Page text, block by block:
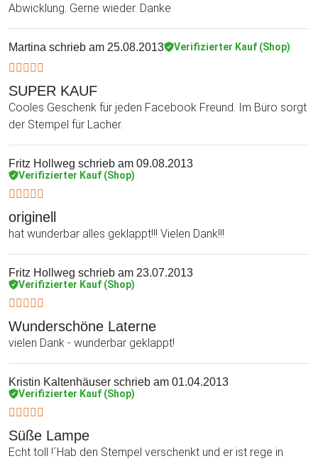
Abwicklung. Gerne wieder. Danke
Martina schrieb am 25.08.2013 Verifizierter Kauf (Shop)
SUPER KAUF
Cooles Geschenk für jeden Facebook Freund. Im Büro sorgt
der Stempel für Lacher.
Fritz Hollweg schrieb am 09.08.2013
Verifizierter Kauf (Shop)
originell
hat wunderbar alles geklappt!!! Vielen Dank!!!
Fritz Hollweg schrieb am 23.07.2013
Verifizierter Kauf (Shop)
Wunderschöne Laterne
vielen Dank - wunderbar geklappt!
Kristin Kaltenhäuser schrieb am 01.04.2013
Verifizierter Kauf (Shop)
Süße Lampe
Echt toll !´Hab den Stempel verschenkt und er ist rege in